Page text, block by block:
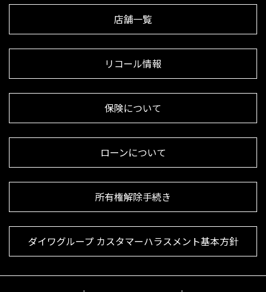
店舗一覧
リコール情報
保険について
ローンについて
所有権解除手続き
ダイワグループ カスタマーハラスメント基本方針